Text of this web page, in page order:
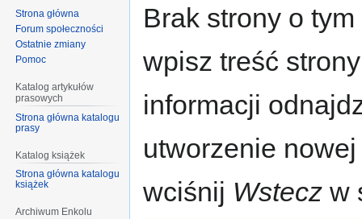
do
do
Brak strony o
wpisz treść
informacji
utworzenie
wciśnij Wstecz w
Strona główna
Forum społeczności
Ostatnie zmiany
Pomoc
Katalog artykułów
prasowych
Strona główna katalogu
prasy
Katalog książek
Strona główna katalogu
książek
Archiwum Enkolu